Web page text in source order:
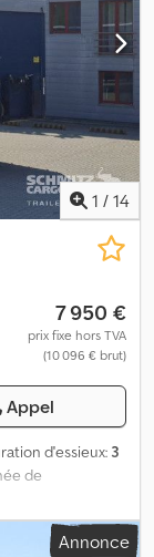
essieu : ,
de freinage
et 2 prises à
(manuel) :
un aperçu de
Vous avez
solutions de
complets
de vous 1 / 14
7 950 €
prix fixe hors TVA
(10 096 € brut)
Appel
d'essieux: 3
de
sur
? Nous Annonce